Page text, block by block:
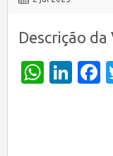
Descrição da